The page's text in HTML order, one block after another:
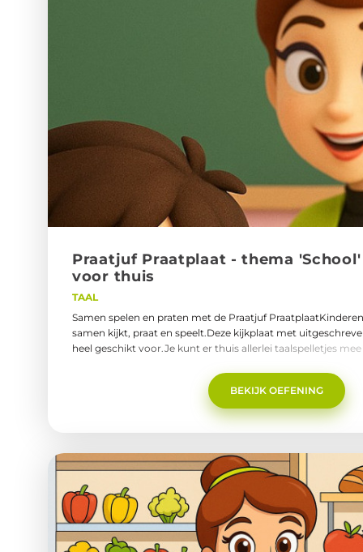
Praat­juf Praat­plaat - thema
voor thuis
TAAL
Samen spelen en praten met de Praatjuf
samen kijkt, praat en speelt.Deze kijkplaat met
heel geschikt voor.Je kunt er thuis allerlei taalspelletjes
opdrachten.Praatjuf Praatplaat - thema School
BEKIJK OEFENING